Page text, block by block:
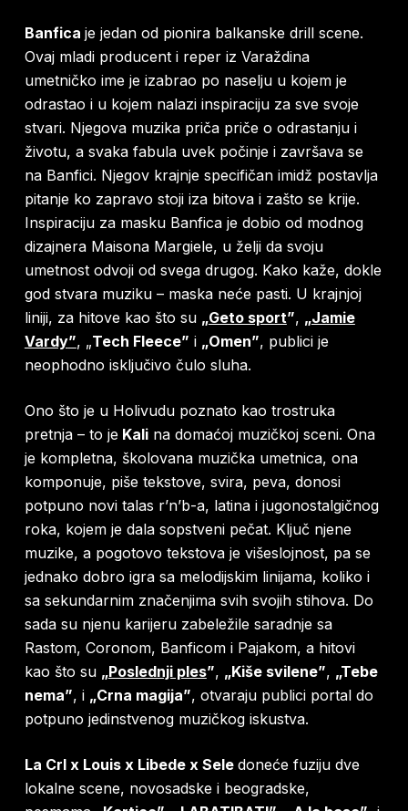
Banfica je jedan od pionira balkanske drill scene.
Ovaj mladi producent i reper iz Varaždina
umetničko ime je izabrao po naselju u kojem je
odrastao i u kojem nalazi inspiraciju za sve svoje
stvari. Njegova muzika priča priče o odrastanju i
životu, a svaka fabula uvek počinje i završava se
na Banfici. Njegov krajnje specifičan imidž postavlja
pitanje ko zapravo stoji iza bitova i zašto se krije.
Inspiraciju za masku Banfica je dobio od modnog
dizajnera Maisona Margiele, u želji da svoju
umetnost odvoji od svega drugog. Kako kaže, dokle
god stvara muziku – maska neće pasti. U krajnjoj
liniji, za hitove kao što su „Geto sport”, „Jamie
Vardy”, „Tech Fleece” i „Omen”, publici je
neophodno isključivo čulo sluha.
Ono što je u Holivudu poznato kao trostruka
pretnja – to jeKalina domaćoj muzičkoj sceni. Ona
je kompletna, školovana muzička umetnica, ona
komponuje, piše tekstove, svira, peva, donosi
potpuno novi talas r’n’b-a, latina i jugonostalgičnog
roka, kojem je dala sopstveni pečat. Ključ njene
muzike, a pogotovo tekstova je višeslojnost, pa se
jednako dobro igra sa melodijskim linijama, koliko i
sa sekundarnim značenjima svih svojih stihova. Do
sada su njenu karijeru zabeležile saradnje sa
Rastom, Coronom, Banficom i Pajakom, a hitovi
kao što su „Poslednji ples”, „Kiše svilene”, „Tebe
nema”, i „Crna magija”, otvaraju publici portal do
potpuno jedinstvenog muzičkog iskustva.
La Crl x Louis x Libede x Sele doneće fuziju dve
lokalne scene, novosadske i beogradske,